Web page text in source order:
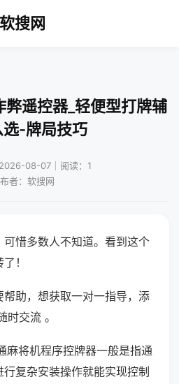
软搜网
遥控器_轻便型打牌辅
选-牌局技巧
08-07｜阅读：1
者：软搜网
可惜多数人不知道。看到这个
！
助，想获取一对一指导，添
交流 。
麻将机程序控牌器一般是指通
复杂安装操作就能实现控制